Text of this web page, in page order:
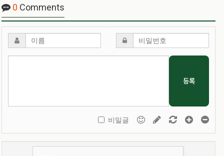
0 Comments
등록
비밀글